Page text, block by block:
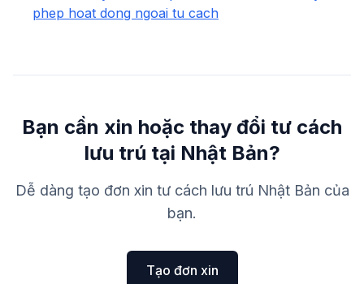
phep hoat dong ngoai tu cach
Bạn cần xin hoặc thay đổi tư cách
lưu trú tại Nhật Bản?
Dễ dàng tạo đơn xin tư cách lưu trú Nhật Bản của
bạn.
Tạo đơn xin